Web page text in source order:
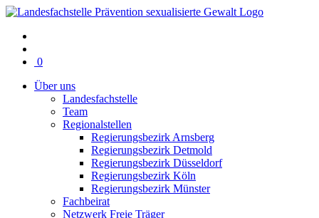
0Warenkorb
0
Artikel(n)
Über uns
Landesfachstelle
Team
Regionalstellen
Regierungsbezirk Arnsberg
Regierungsbezirk Detmold
Regierungsbezirk Düsseldorf
Regierungsbezirk Köln
Regierungsbezirk Münster
Fachbeirat
Netzwerk Freie Träger